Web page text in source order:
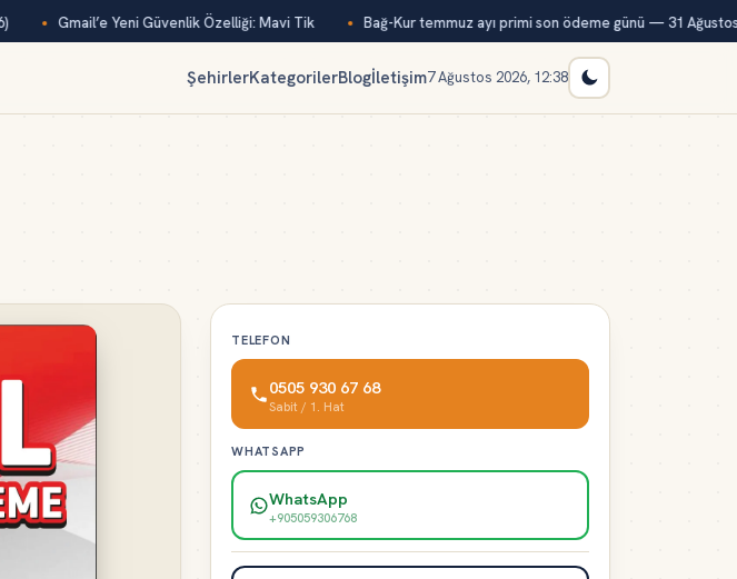
Gmail’e Yeni Güvenlik Özelliği: Mavi Tik Bağ-Kur temmuz ayı primi son ödeme günü — 31 Ağustos
ŞehirlerKategorilerBlogİletişim7 Ağustos 2026, 12:38
TELEFON
0505 930 67 68
Sabit / 1. Hat
WHATSAPP
WhatsApp
+905059306768